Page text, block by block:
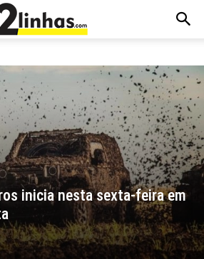
inicia nesta sexta-feira em